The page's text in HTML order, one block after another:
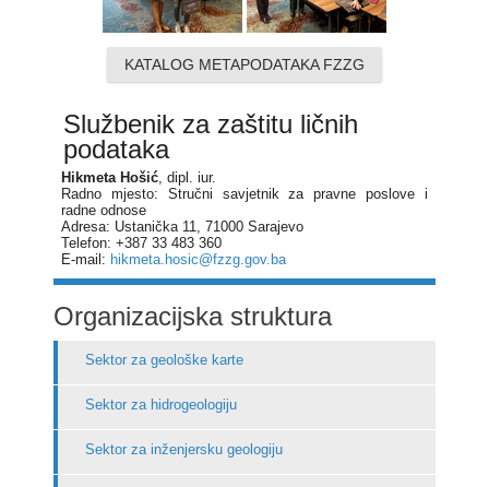
KATALOG METAPODATAKA FZZG
Službenik za zaštitu ličnih
podataka
Hikmeta Hošić, dipl. iur.
Radno mjesto: Stručni savjetnik za pravne poslove i
radne odnose
Adresa: Ustanička 11, 71000 Sarajevo
Telefon: +387 33 483 360
E-mail: hikmeta.hosic@fzzg.gov.ba
Organizacijska struktura
Sektor za geološke karte
Sektor za hidrogeologiju
Sektor za inženjersku geologiju